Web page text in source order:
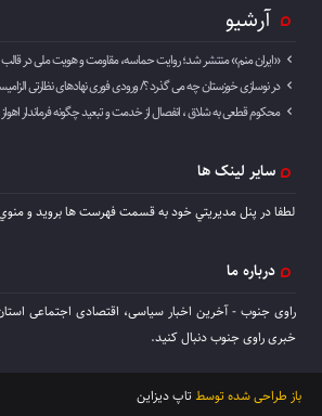
آرشیو
«ایران منم» منتشر شد؛ روایت حماسه، مقاومت و هویت ملی در
در نوسازی خوزستان چه می گذرد ؟/ ورودی فوری نهادهای نظارتی
محکوم قطعی به شلاق ، انفصال از خدمت و تبعید چگونه فرماندار
سایر لینک ها
لطفا در پنل مديريتي خود به قسمت فهرست ها برويد و منوي
درباره ما
راوی جنوب - آخرین اخبار سیاسی، اقتصادی اجتماعی
خبری راوی جنوب دنبال کنید.
باز طراحی شده توسط تاپ دیزاین